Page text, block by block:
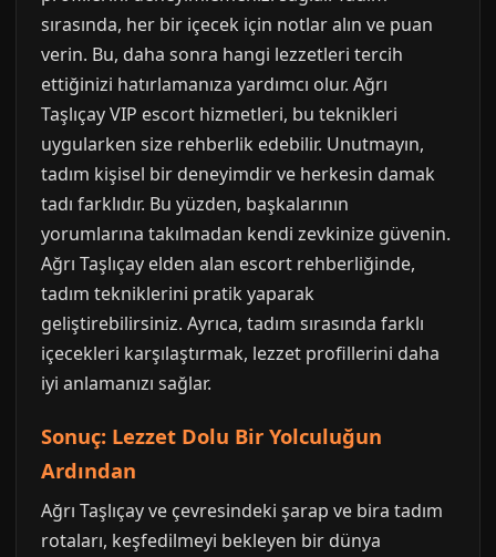
sırasında, her bir içecek için notlar alın ve puan
verin. Bu, daha sonra hangi lezzetleri tercih
ettiğinizi hatırlamanıza yardımcı olur. Ağrı
Taşlıçay VIP escort hizmetleri, bu teknikleri
uygularken size rehberlik edebilir. Unutmayın,
tadım kişisel bir deneyimdir ve herkesin damak
tadı farklıdır. Bu yüzden, başkalarının
yorumlarına takılmadan kendi zevkinize güvenin.
Ağrı Taşlıçay elden alan escort rehberliğinde,
tadım tekniklerini pratik yaparak
geliştirebilirsiniz. Ayrıca, tadım sırasında farklı
içecekleri karşılaştırmak, lezzet profillerini daha
iyi anlamanızı sağlar.
Sonuç: Lezzet Dolu Bir Yolculuğun
Ardından
Ağrı Taşlıçay ve çevresindeki şarap ve bira tadım
rotaları, keşfedilmeyi bekleyen bir dünya